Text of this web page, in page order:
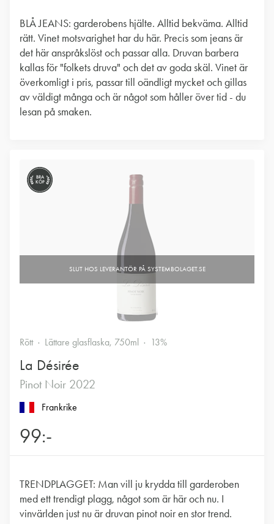
BLÅ JEANS: garderobens hjälte. Alltid bekväma. Alltid
rätt. Vinet motsvarighet har du här. Precis som jeans är
det här anspråkslöst och passar alla. Druvan barbera
kallas för "folkets druva" och det av goda skäl. Vinet är
överkomligt i pris, passar till oändligt mycket och gillas
av väldigt många och är något som håller över tid - du
lesan på smaken.
BRA
KÖP
Rött Lättare glasflaska, 750ml 13%
La Désirée
Pinot Noir 2022
Frankrike
99:-
TRENDPLAGGET: Man vill ju krydda till garderoben
med ett trendigt plagg, något som är här och nu. I
vinvärlden just nu är druvan pinot noir en stor trend.